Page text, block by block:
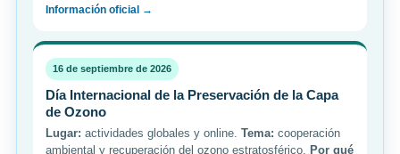
Información oficial →
16 de septiembre de 2026
Día Internacional de la Preservación de la Capa
de Ozono
Lugar: actividades globales y online. Tema: cooperación
ambiental y recuperación del ozono estratosférico.
Por qué